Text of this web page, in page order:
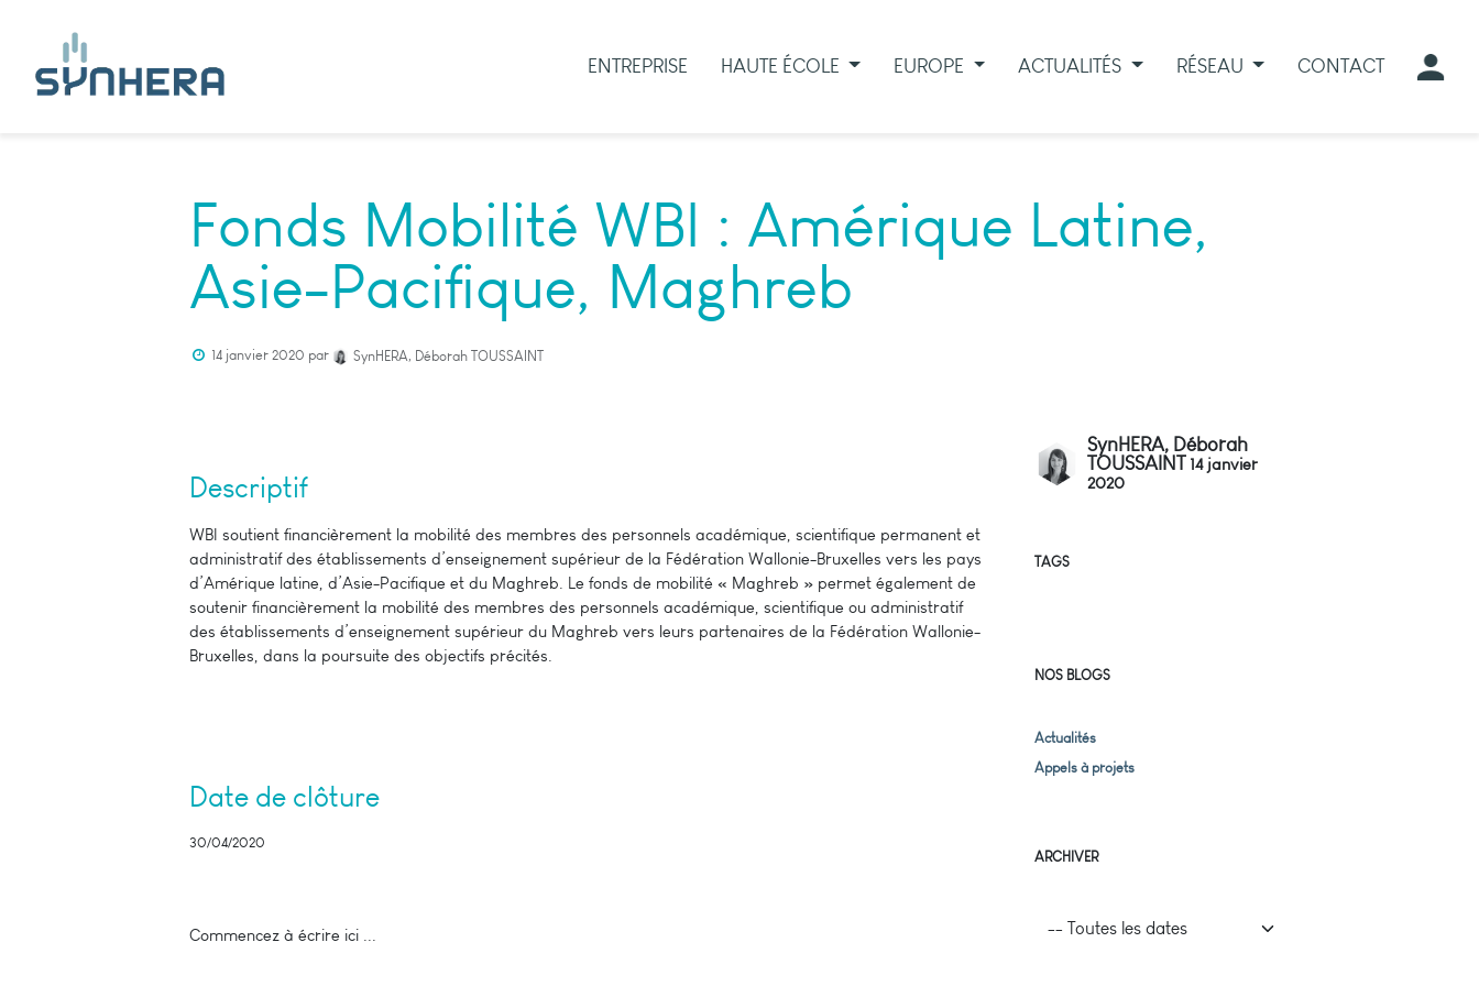
ENTREPRISE HAUTE ÉCOLE EUROPE ACTUALITÉS RÉSEAU CONTACT
Fonds Mobilité WBI : Amérique Latine,
Asie-Pacifique, Maghreb
14 janvier 2020 par SynHERA, Déborah TOUSSAINT
Descriptif
WBI soutient financièrement la mobilité des membres des personnels académique, scientifique permanent et
administratif des établissements d’enseignement supérieur de la Fédération Wallonie-Bruxelles vers les pays
d’Amérique latine, d’Asie-Pacifique et du Maghreb. Le fonds de mobilité « Maghreb » permet également de
soutenir financièrement la mobilité des membres des personnels académique, scientifique ou administratif
des établissements d’enseignement supérieur du Maghreb vers leurs partenaires de la Fédération Wallonie-
Bruxelles, dans la poursuite des objectifs précités.
Date de clôture
30/04/2020
Commencez à écrire ici ...
SynHERA, Déborah
TOUSSAINT 14 janvier
2020
TAGS
NOS BLOGS
Actualités
Appels à projets
ARCHIVER